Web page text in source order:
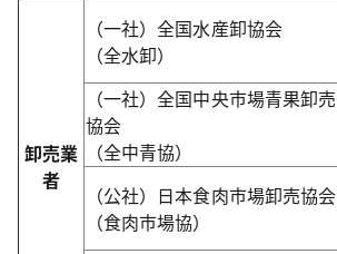
卸売業
者
（一社）全国水産卸協会
（全水卸）
（一社）全国中央市場青果卸売
協会
（全中青協）
（公社）日本食肉市場卸売協会
（食肉市場協）